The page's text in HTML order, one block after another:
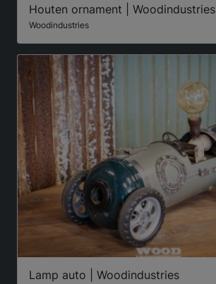
Houten ornament | Woodindustries
Woodindustries
Lamp auto | Woodindustries